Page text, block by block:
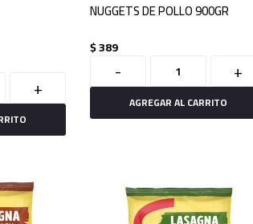
+
NUGGETS DE POLLO 900GR
$389
- +